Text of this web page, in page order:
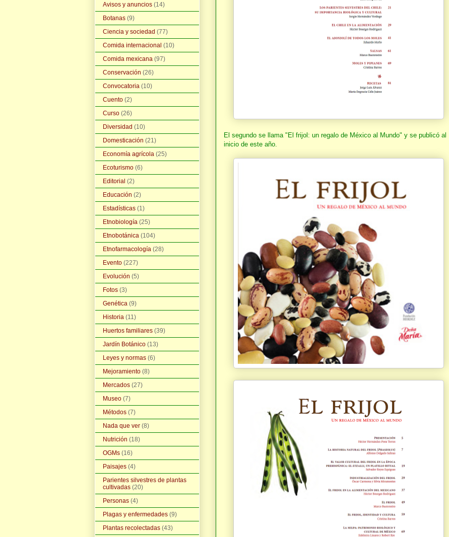
El segundo se llama "El frijol: un regalo de México al Mundo" y se publicó al
inicio de este año.
Avisos y anuncios (14)
Botanas (9)
Ciencia y sociedad (77)
Comida internacional (10)
Comida mexicana (97)
Conservación (26)
Convocatoria (10)
Cuento (2)
Curso (26)
Diversidad (10)
Domesticación (21)
Economía agrícola (25)
Ecoturismo (6)
Editorial (2)
Educación (2)
Estadísticas (1)
Etnobiología (25)
Etnobotánica (104)
Etnofarmacología (28)
Evento (227)
Evolución (5)
Fotos (3)
Genética (9)
Historia (11)
Huertos familiares (39)
Jardín Botánico (13)
Leyes y normas (6)
Mejoramiento (8)
Mercados (27)
Museo (7)
Métodos (7)
Nada que ver (8)
Nutrición (18)
OGMs (16)
Paisajes (4)
Parientes silvestres de plantas
cultivadas (20)
Personas (4)
Plagas y enfermedades (9)
Plantas recolectadas (43)